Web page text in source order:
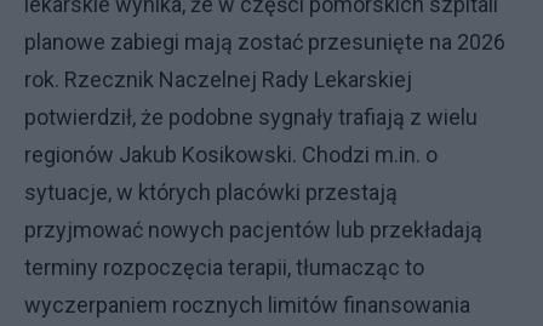
planowe zabiegi mają zostać przesunięte na 2026
rok. Rzecznik Naczelnej Rady Lekarskiej
potwierdził, że podobne sygnały trafiają z wielu
regionów Jakub Kosikowski. Chodzi m.in. o
sytuacje, w których placówki przestają
przyjmować nowych pacjentów lub przekładają
terminy rozpoczęcia terapii, tłumacząc to
wyczerpaniem rocznych limitów finansowania